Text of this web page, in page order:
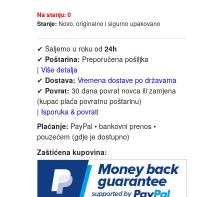
ISTORIJSKI
KLASICI
KNJIGE ZA DECU
KOMEDIJA
KRIMINALISTIČKI
KUVARI
LJUBAVNI
Na stanju: 0
Stanje: Novo, originalno i sigurno upakovano
✔ Šaljemo u roku od 24h
✔ Poštarina: Preporučena pošiljka
| Više detalja
✔ Dostava: Vremena dostave po državama
✔ Povrat: 30 dana povrat novca ili zamjena
(kupac plaća povratnu poštarinu)
| Isporuka & povrati
Plaćanje: PayPal • bankovni prenos •
pouzećem (gdje je dostupno)
Zaštićena kupovina: